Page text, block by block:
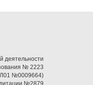
деятельности
№ 2223
№0009664)
№2879